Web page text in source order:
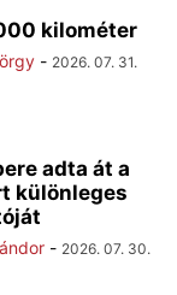
kilométer
- 2026. 07. 31.
adta át a
különleges
- 2026. 07. 30.